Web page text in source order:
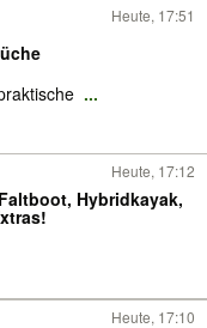
Heute, 17:51
...
Heute, 17:12
Hybridkayak,
Heute, 17:10